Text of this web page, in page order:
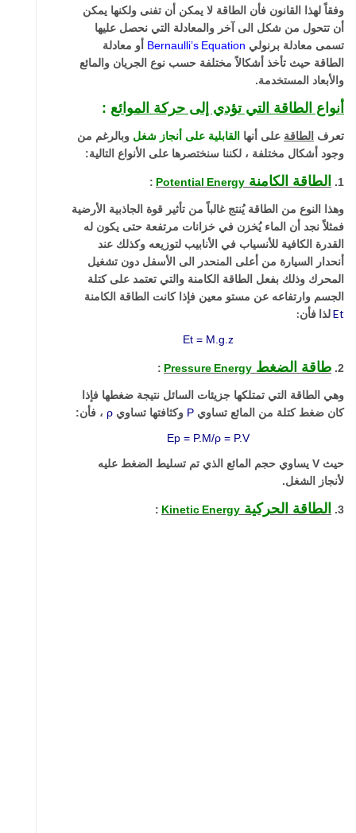
وفقاً لهذا القانون فأن الطاقة لا يمكن أن تفنى ولكنها يمكن
أن تتحول من شكل الى آخر والمعادلة التي نحصل عليها
تسمى معادلة برنولي
Bernaulli’s Equation
أو معادلة
الطاقة حيث تأخذ أشكالاً مختلفة حسب نوع الجريان والمائع
والأبعاد المستخدمة.
أنواع الطاقة التي تؤدي إلى حركة الموائع :
تعرف الطاقة على أنها القابلية على أنجاز شغل وبالرغم من
وجود أشكال مختلفة ، لكننا سنختصرها على الأنواع التالية:
1. الطاقة الكامنة Potential Energy
:
وهذا النوع من الطاقة يُنتج غالباً من تأثير قوة الجاذبية الأرضية
فمثلاً نجد أن الماء يُخزن في خزانات مرتفعة حتى يكون له
القدرة الكافية للأنسياب في الأنابيب لتوزيعه وكذلك عند
أنحدار السيارة من أعلى المنحدر الى الأسفل دون تشغيل
المحرك وذلك بفعل الطاقة الكامنة والتي تعتمد على كتلة
الجسم وارتفاعه عن مستو معين فإذا كانت الطاقة الكامنة
Etلذا فأن:
Et= M.g.z
2. طاقة الضغط Pressure Energy
:
وهي الطاقة التي تمتلكها جزيئات السائل نتيجة ضغطها فإذا
كان ضغط كتلة من المائع تساوي P وكثافتها تساوي ρ ، فأن:
Ep = P.M/ρ= P.V
حيث V يساوي حجم المائع الذي تم تسليط الضغط عليه
لأنجاز الشغل.
3. الطاقة الحركية Kinetic Energy
: